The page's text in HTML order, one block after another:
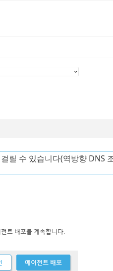
릴 수 있습니다(역방향 DNS